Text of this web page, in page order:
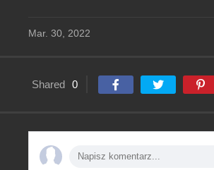
Mar. 30, 2022
Shared 0